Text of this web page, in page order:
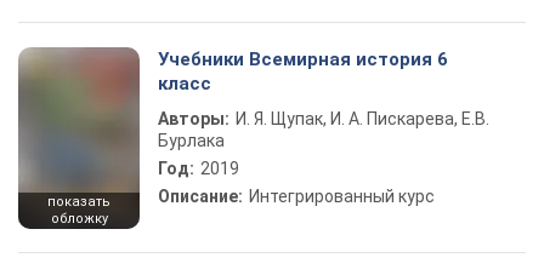
показать
обложку
Учебники Всемирная история 6
класс
Авторы: И. Я. Щупак, И. А. Пискарева, Е.В.
Бурлака
Год: 2019
Описание: Интегрированный курс